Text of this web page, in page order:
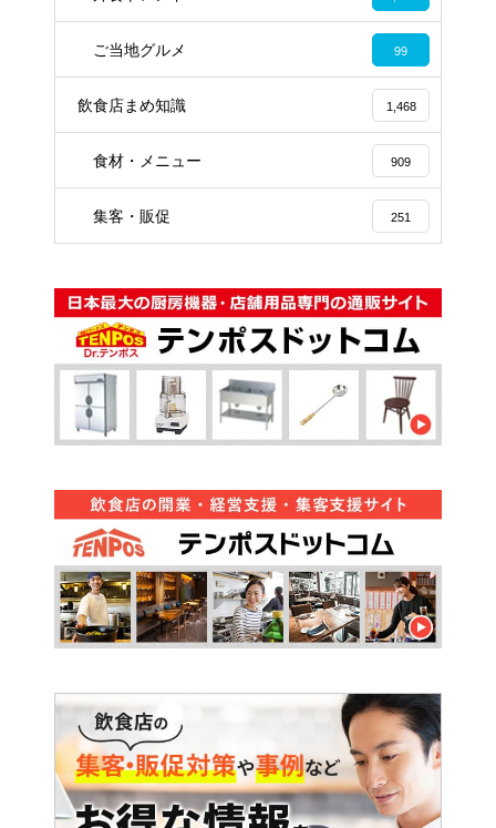
ご当地グルメ 99
飲食店まめ知識 1,468
食材・メニュー 909
集客・販促 251